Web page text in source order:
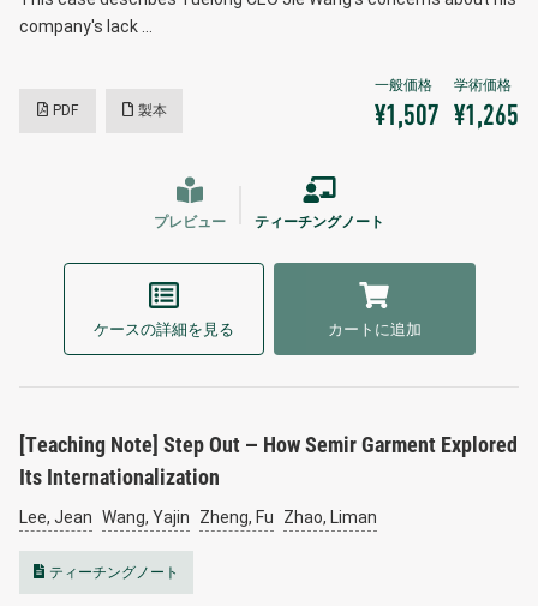
company's lack …
PDF 製本 ¥1,507 ¥1,265
プレビュー ティーチングノート
ケースの詳細を見る カートに追加
[Teaching Note] Step Out – How Semir Garment Explored
Its Internationalization
Lee, Jean Wang, Yajin Zheng, Fu Zhao, Liman
ティーチングノート